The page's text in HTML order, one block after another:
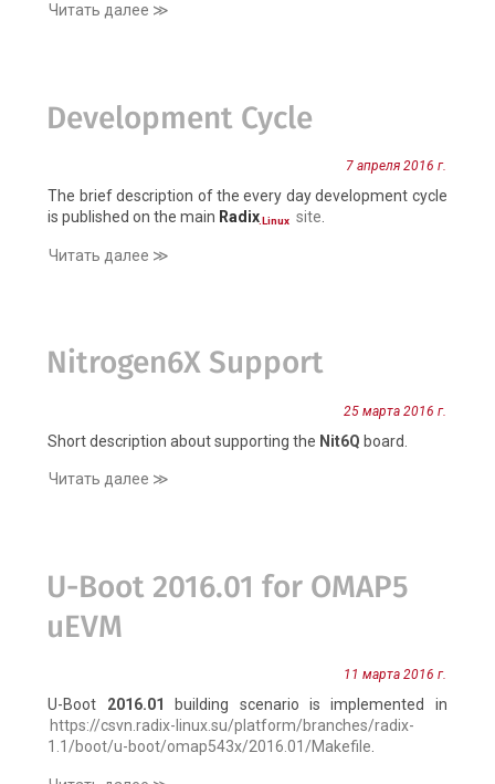
Читать далее ≫
Development Cycle
7 апреля 2016 г.
The brief description of the every day development cycle
is published on the main Radix.Linux site.
Читать далее ≫
Nitrogen6X Support
25 марта 2016 г.
Short description about supporting the Nit6Q board.
Читать далее ≫
U-Boot 2016.01 for OMAP5
uEVM
11 марта 2016 г.
U-Boot 2016.01
building scenario is implemented in
https://csvn.radix-linux.su/platform/branches/radix-
1.1/boot/u-boot/omap543x/2016.01/Makefile.